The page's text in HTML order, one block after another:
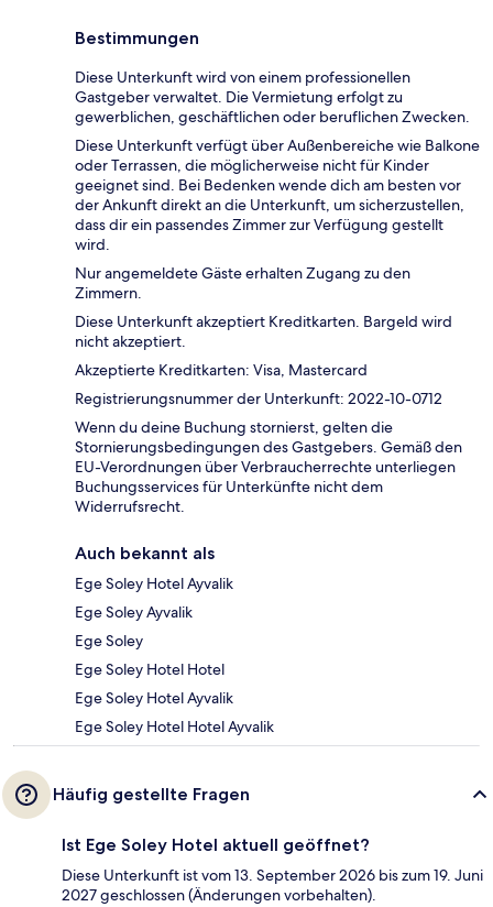
Bestimmungen
Diese Unterkunft wird von einem professionellen
Gastgeber verwaltet. Die Vermietung erfolgt zu
gewerblichen, geschäftlichen oder beruflichen Zwecken.
Diese Unterkunft verfügt über Außenbereiche wie Balkone
oder Terrassen, die möglicherweise nicht für Kinder
geeignet sind. Bei Bedenken wende dich am besten vor
der Ankunft direkt an die Unterkunft, um sicherzustellen,
dass dir ein passendes Zimmer zur Verfügung gestellt
wird.
Nur angemeldete Gäste erhalten Zugang zu den
Zimmern.
Diese Unterkunft akzeptiert Kreditkarten. Bargeld wird
nicht akzeptiert.
Akzeptierte Kreditkarten: Visa, Mastercard
Registrierungsnummer der Unterkunft: 2022-10-0712
Wenn du deine Buchung stornierst, gelten die
Stornierungsbedingungen des Gastgebers. Gemäß den
EU-Verordnungen über Verbraucherrechte unterliegen
Buchungsservices für Unterkünfte nicht dem
Widerrufsrecht.
Auch bekannt als
Ege Soley Hotel Ayvalik
Ege Soley Ayvalik
Ege Soley
Ege Soley Hotel Hotel
Ege Soley Hotel Ayvalik
Ege Soley Hotel Hotel Ayvalik
Häufig gestellte Fragen
Ist Ege Soley Hotel aktuell geöffnet?
Diese Unterkunft ist vom 13. September 2026 bis zum 19. Juni
2027 geschlossen (Änderungen vorbehalten).